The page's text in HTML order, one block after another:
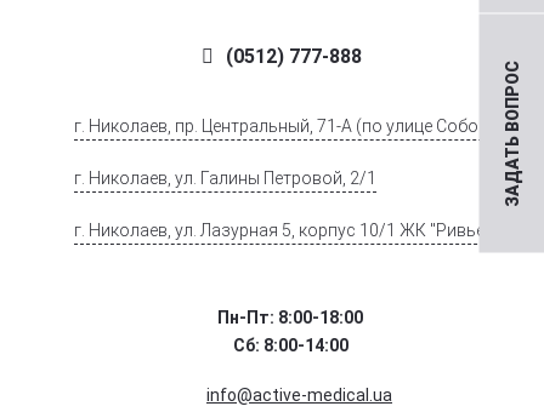
ЗАДАТЬ ВОПРОС
(0512) 777-888
г. Николаев, пр. Центральный, 71-А (по улице Соборной)
г. Николаев, ул. Галины Петровой, 2/1
г. Николаев, ул. Лазурная 5, корпус 10/1 ЖК "Ривьера".
Пн-Пт: 8:00-18:00
Сб: 8:00-14:00
info@active-medical.ua